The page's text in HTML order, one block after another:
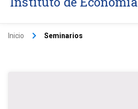
Inicio keyboard_arrow_right Seminarios